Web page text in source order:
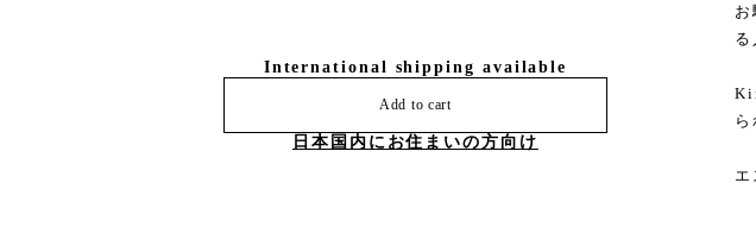
International shipping available
Add to cart
日本国内にお住まいの方向け
る
ら
エ